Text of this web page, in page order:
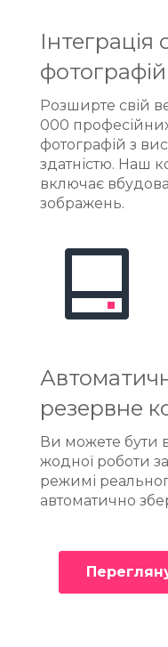
Інтеграція
фотографій
Розширте свій
000
фотографій з
здатністю. Наш
включає
зображень.
резервне
Ви можете бути
жодної роботи
режимі
автоматично